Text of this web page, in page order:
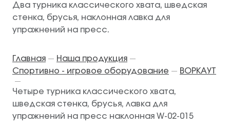
Два турника классического хвата, шведская
стенка, брусья, наклонная лавка для
упражнений на пресс.
Главная — Наша продукция —
Спортивно - игровое оборудование — ВОРКАУТ
—
Четыре турника классического хвата,
шведская стенка, брусья, лавка для
упражнений на пресс наклонная W-02-015